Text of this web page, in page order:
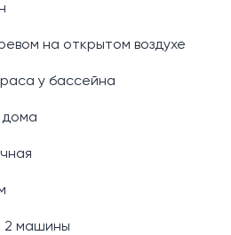
на открытом воздухе
у бассейна
дома
2 машины